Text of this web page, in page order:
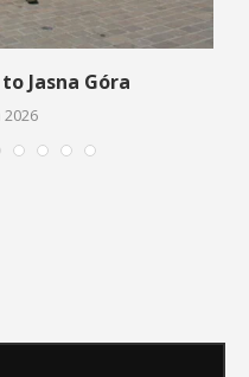
Jasna Góra